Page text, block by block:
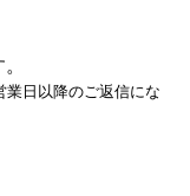
業日以降のご返信にな